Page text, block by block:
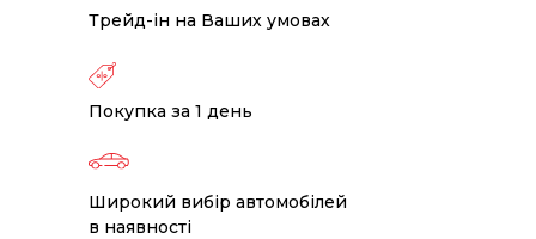
Трейд-ін на Ваших умовах
Покупка за 1 день
Широкий вибір автомобілей
в наявності